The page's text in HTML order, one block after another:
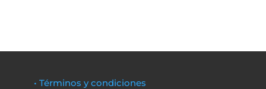
• Términos y condiciones